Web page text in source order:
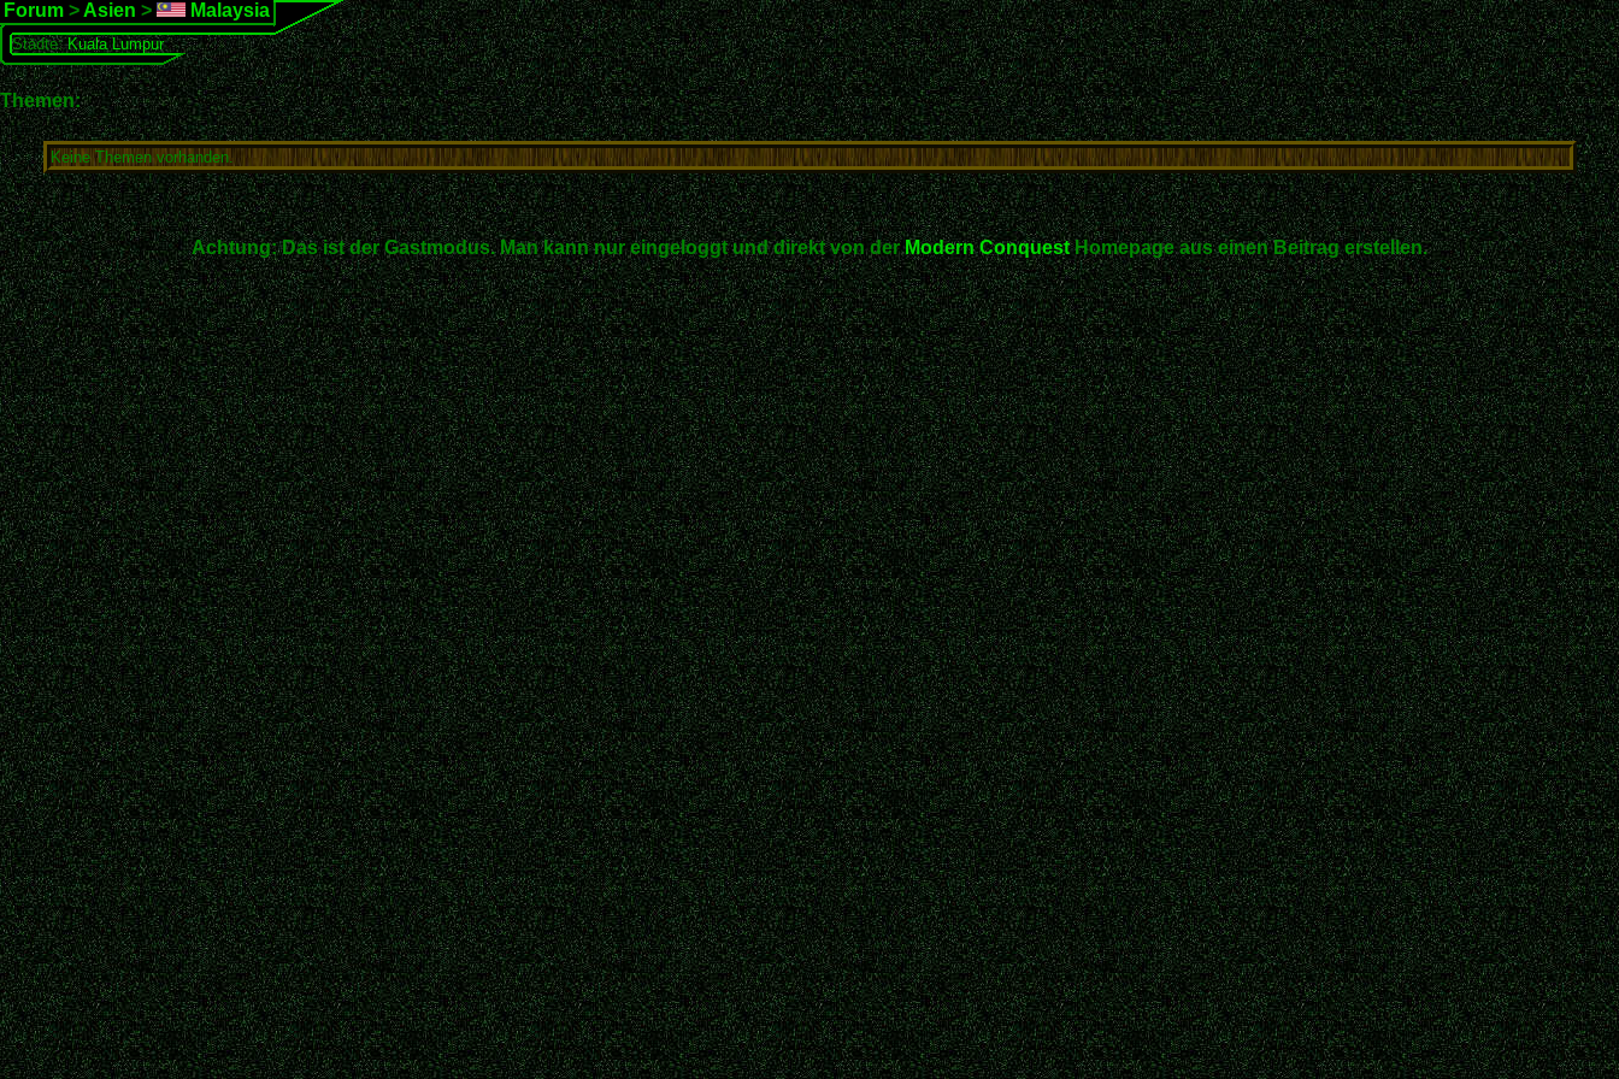
Forum > Asien > Malaysia
Städte:Kuala Lumpur
Themen:
Keine Themen vorhanden.
Achtung: Das ist der Gastmodus. Man kann nur eingeloggt und direkt von derModern ConquestHomepage aus einen Beitrag erstellen.